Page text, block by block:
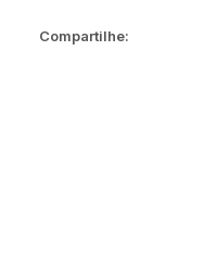
Compartilhe: